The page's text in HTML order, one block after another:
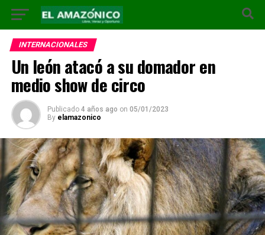
INTERNACIONALES
Un león atacó a su domador en
medio show de circo
Publicado 4 años ago on 05/01/2023
By elamazonico